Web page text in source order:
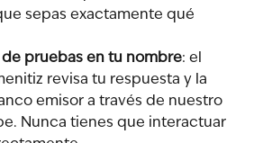
sepas exactamente qué
pruebas en tu nombre: el
revisa tu respuesta y la
emisor a través de nuestro
Nunca tienes que interactuar